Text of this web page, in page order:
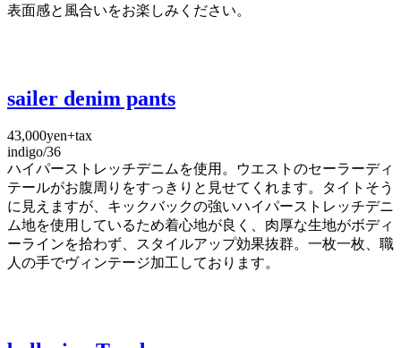
表面感と風合いをお楽しみください。
sailer denim pants
43,000yen+tax
indigo/36
ハイパーストレッチデニムを使用。ウエストのセーラーディ
テールがお腹周りをすっきりと見せてくれます。タイトそう
に見えますが、キックバックの強いハイパーストレッチデニ
ム地を使用しているため着心地が良く、肉厚な生地がボディ
ーラインを拾わず、スタイルアップ効果抜群。一枚一枚、職
人の手でヴィンテージ加工しております。